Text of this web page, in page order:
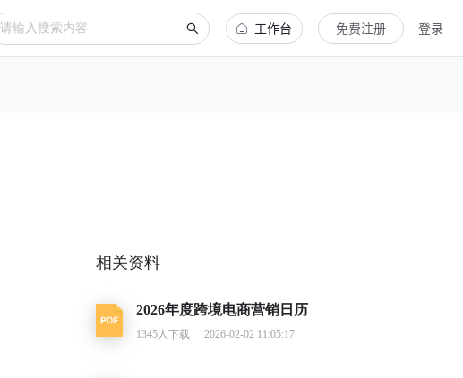
工作台 免费注册 登录
相关资料
2026年度跨境电商营销日历
1345人下载 2026-02-02 11:05:17